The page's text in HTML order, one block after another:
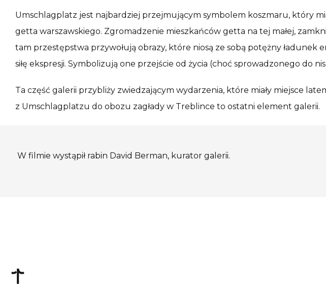
Umschlagplatz jest najbardziej przejmującym symbolem koszmaru, który
getta warszawskiego. Zgromadzenie mieszkańców getta na tej małej,
tam przestępstwa przywołują obrazy, które niosą ze sobą potężny ładunek
siłę ekspresji. Symbolizują one przejście od życia (choć sprowadzonego do
Ta część galerii przybliży zwiedzającym wydarzenia, które miały miejsce
z Umschlagplatzu do obozu zagłady w Treblince to ostatni element galerii.
W filmie wystąpił rabin David Berman, kurator galerii.